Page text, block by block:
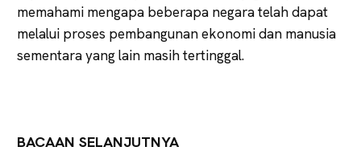
memahami mengapa beberapa negara telah dapat
melalui proses pembangunan ekonomi dan manusia
sementara yang lain masih tertinggal.
BACAAN SELANJUTNYA